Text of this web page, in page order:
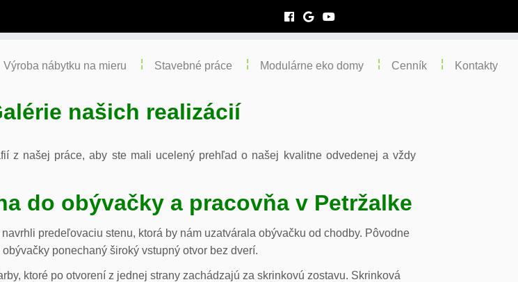
Výroba nábytku na mieru Stavebné práce Modulárne eko domy Cenník Kontakty
našich realizácií
z našej práce, aby ste mali ucelený prehľad o našej kvalitne odvedenej a vždy
do obývačky a pracovňa v Petržalke
predeľovaciu stenu, ktorá by nám uzatvárala obývačku od chodby. Pôvodne
obývačky ponechaný široký vstupný otvor bez dverí.
ktoré po otvorení z jednej strany zachádzajú za skrinkovú zostavu. Skrinková